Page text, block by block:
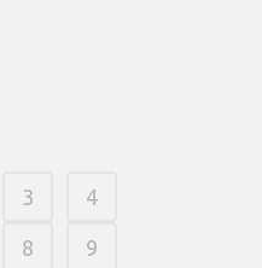
3 4
8 9